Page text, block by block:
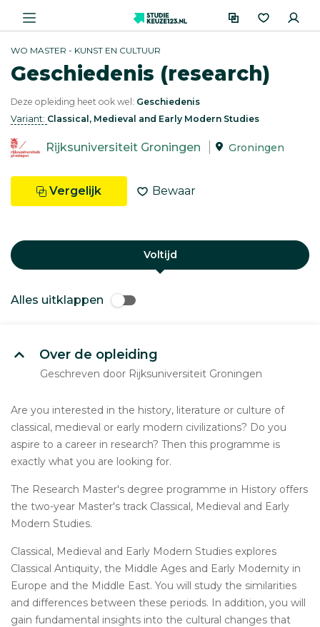
WO MASTER - KUNST EN CULTUUR
Geschiedenis (research)
Deze opleiding heet ook wel: Geschiedenis
Variant: Classical, Medieval and Early Modern Studies
Rijksuniversiteit Groningen Groningen
Vergelijk Bewaar
Voltijd
Alles uitklappen
Over de opleiding
Geschreven door Rijksuniversiteit Groningen
Are you interested in the history, literature or culture of
classical, medieval or early modern civilizations? Do you
aspire to a career in research? Then this programme is
exactly what you are looking for.
The Research Master's degree programme in History offers
the two-year Master's track Classical, Medieval and Early
Modern Studies.
Classical, Medieval and Early Modern Studies explores
Classical Antiquity, the Middle Ages and Early Modernity in
Europe and the Middle East. You will study the similarities
and differences between these periods. In addition, you will
gain fundamental insights into the cultural changes that